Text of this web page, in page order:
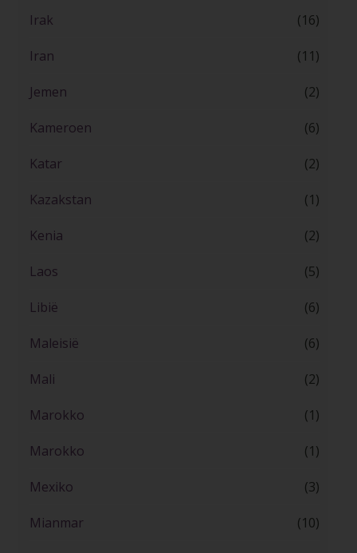
Irak (16)
Iran (11)
Jemen (2)
Kameroen (6)
Katar (2)
Kazakstan (1)
Kenia (2)
Laos (5)
Libië (6)
Maleisië (6)
Mali (2)
Marokko (1)
Marokko (1)
Mexiko (3)
Mianmar (10)